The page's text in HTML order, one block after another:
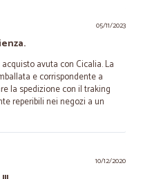
05/11/2023
avuta con Cicalia. La
e corrispondente a
la spedizione con il traking
reperibili nei negozi a un
10/12/2020